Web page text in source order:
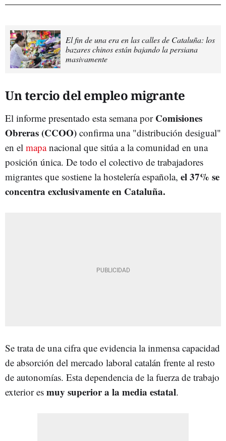
El fin de una era en las calles de Cataluña: los
bazares chinos están bajando la persiana
masivamente
Un tercio del empleo migrante
El informe presentado esta semana por Comisiones
Obreras (CCOO) confirma una "distribución desigual"
en el mapanacional que sitúa a la comunidad en una
posición única. De todo el colectivo de trabajadores
migrantes que sostiene la hostelería española, el 37% se
concentra exclusivamente en Cataluña.
Se trata de una cifra que evidencia la inmensa capacidad
de absorción del mercado laboral catalán frente al resto
de autonomías. Esta dependencia de la fuerza de trabajo
exterior es muy superior a la media estatal.